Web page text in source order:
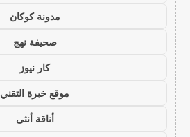
مدونة كوكان
صحيفة نهج
كار نيوز
موقع خبرة التقني
أناقة أنثى